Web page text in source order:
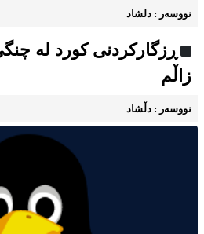
نووسه‌ر : دلشاد
ڕزگارکردنی کورد له
زاڵم
نووسه‌ر : دڵشاد